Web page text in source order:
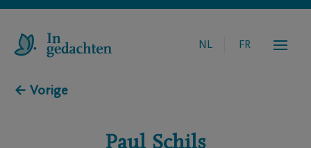
NL FR
← Vorige
Paul Schils